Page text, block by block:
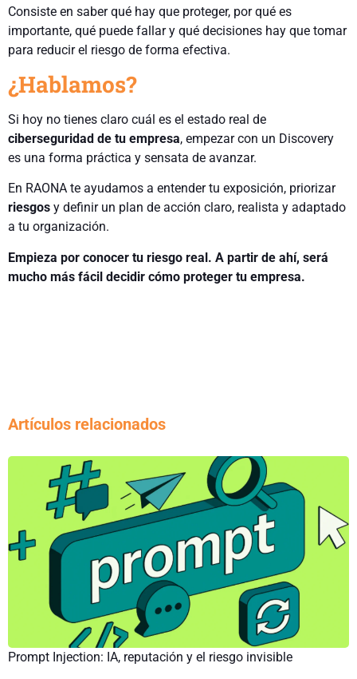
Consiste en saber qué hay que proteger, por qué es
importante, qué puede fallar y qué decisiones hay que tomar
para reducir el riesgo de forma efectiva.
¿Hablamos?
Si hoy no tienes claro cuál es el estado real de
ciberseguridad de tu empresa, empezar con un Discovery
es una forma práctica y sensata de avanzar.
En RAONA te ayudamos a entender tu exposición, priorizar
riesgos y definir un plan de acción claro, realista y adaptado
a tu organización.
Empieza por conocer tu riesgo real. A partir de ahí, será
mucho más fácil decidir cómo proteger tu empresa.
Artículos relacionados
Prompt Injection: IA, reputación y el riesgo invisible